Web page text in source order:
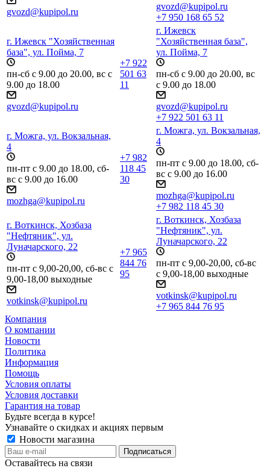
gvozd@kupipol.ru
gvozd@kupipol.ru
+7 950 168 65 52
г. Ижевск "Хозяйственная
база", ул. Пойма, 7
пн-сб с 9.00 до 20.00, вс с
9.00 до 18.00
gvozd@kupipol.ru
+7 922
501 63
11
г. Ижевск
"Хозяйственная база",
ул. Пойма, 7
пн-сб с 9.00 до 20.00, вс
с 9.00 до 18.00
gvozd@kupipol.ru
+7 922 501 63 11
г. Можга, ул. Вокзальная,
4
пн-пт с 9.00 до 18.00, сб-
вс с 9.00 до 16.00
mozhga@kupipol.ru
+7 982
118 45
30
г. Можга, ул. Вокзальная,
4
пн-пт с 9.00 до 18.00, сб-
вс с 9.00 до 16.00
mozhga@kupipol.ru
+7 982 118 45 30
г. Воткинск, Хозбаза
"Нефтяник", ул.
Луначарского, 22
пн-пт с 9,00-20,00, сб-вс с
9,00-18,00 выходные
votkinsk@kupipol.ru
+7 965
844 76
95
г. Воткинск, Хозбаза
"Нефтяник", ул.
Луначарского, 22
пн-пт с 9,00-20,00, сб-вс
с 9,00-18,00 выходные
votkinsk@kupipol.ru
+7 965 844 76 95
Компания
О компании
Новости
Политика
Информация
Помощь
Условия оплаты
Условия доставки
Гарантия на товар
Будьте всегда в курсе!
Узнавайте о скидках и акциях первым
Новости магазина
Оставайтесь на связи